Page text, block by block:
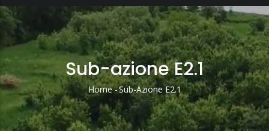
Sub-azione E2.1
Briciole
Di
Home -Sub-Azione E2.1